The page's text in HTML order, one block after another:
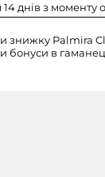
днів з моменту
знижку Palmira
бонуси в